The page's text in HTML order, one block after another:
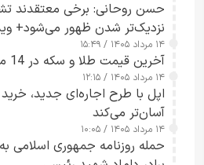
حسن روحانی: برخی معتقدند
نزدیک‌تر شدن ظهور می‌شود+
۱۴ مرداد ۱۴۰۵ / ۱۵:۴۹
آخرین قیمت طلا و سکه در 14 مرداد+ جدول
۱۴ مرداد ۱۴۰۵ / ۱۲:۱۵
اپل با طرح اجاره‌ای جدید، خرید
آسان‌تر می‌کند
۱۴ مرداد ۱۴۰۵ / ۱۰:۰۵
حمله روزنامه جمهوری اسلامی